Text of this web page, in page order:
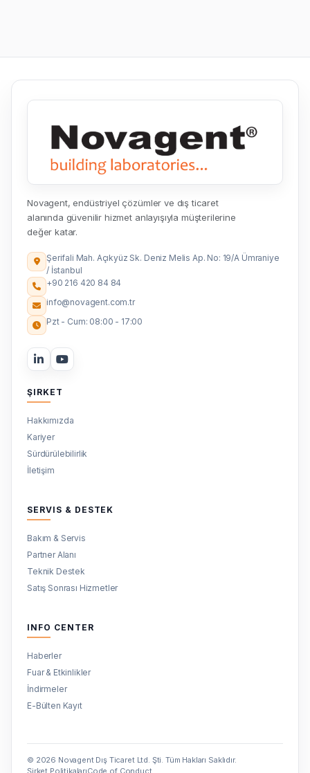
Novagent, endüstriyel çözümler ve dış ticaret
alanında güvenilir hizmet anlayışıyla müşterilerine
değer katar.
Şerifali Mah. Açıkyüz Sk. Deniz Melis Ap. No: 19/A Ümraniye
/ İstanbul
+90 216 420 84 84
info@novagent.com.tr
Pzt - Cum: 08:00 - 17:00
ŞIRKET
Hakkımızda
Kariyer
Sürdürülebilirlik
İletişim
SERVIS & DESTEK
Bakım & Servis
Partner Alanı
Teknik Destek
Satış Sonrası Hizmetler
INFO CENTER
Haberler
Fuar & Etkinlikler
İndirmeler
E-Bülten Kayıt
© 2026 Novagent Dış Ticaret Ltd. Şti. Tüm Hakları Saklıdır.